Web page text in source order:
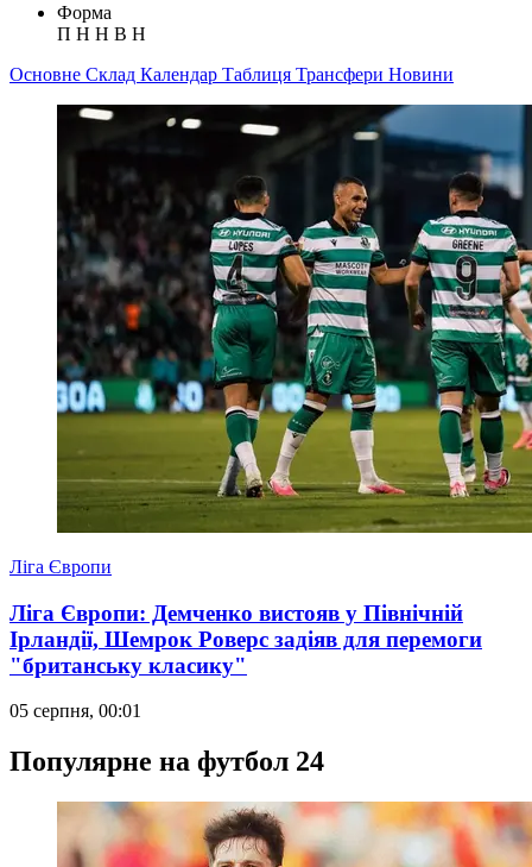
Форма
П Н Н В Н
Основне Склад Календар Таблиця Трансфери Новини
Ліга Європи
Ліга Європи: Демченко вистояв у Північній
Ірландії, Шемрок Роверс задіяв для перемоги
"британську класику"
05 серпня, 00:01
Популярне на футбол 24